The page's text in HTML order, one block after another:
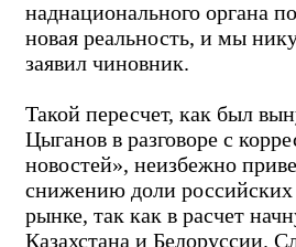
наднационального органа
новая реальность, и мы
заявил чиновник.
Такой пересчет, как был
Цыганов в разговоре с
новостей», неизбежно
снижению доли
рынке, так как в расчет
Казахстана и Белоруссии.